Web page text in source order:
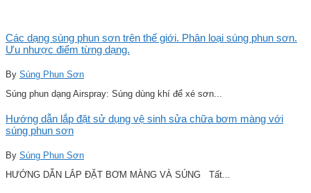
Các dạng súng phun sơn trên thế giới. Phân loại súng phun sơn.
Ưu nhược điểm từng dạng.
By Súng Phun Sơn
Súng phun dạng Airspray: Súng dùng khí để xé sơn...
Hướng dẫn lắp đặt sử dụng vệ sinh sửa chữa bơm màng với
súng phun sơn
By Súng Phun Sơn
HƯỚNG DẪN LẮP ĐẶT BƠM MÀNG VÀ SÚNG Tất...